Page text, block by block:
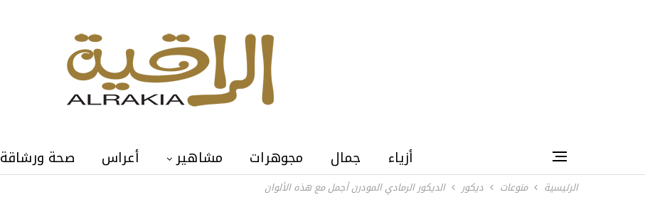
أزياء جمال مجوهرات مشاهير أعراس صحة ورشاقة
الرئيسية منوعات ديكور الديكور الرمادي المودرن أجمل مع هذه الألوان